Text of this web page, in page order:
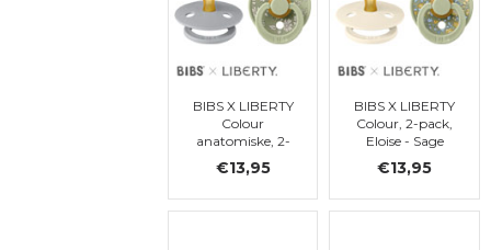
BIBS X LIBERTY
Colour
anatomiske, 2-
pack, Capel -
Sage Mix,
t. 1
€13,95
BIBS X LIBERTY
Colour, 2-pack,
Eloise - Sage
Mix,
orthodontique,
€13,95